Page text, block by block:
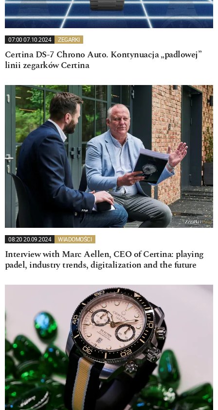
07:00 07.10.2024 ZEGARKI
Certina DS-7 Chrono Auto. Kontynuacja „padlowej”
linii zegarków Certina
08:20 20.09.2024 WIADOMOŚCI
Interview with Marc Aellen, CEO of Certina: playing
padel, industry trends, digitalization and the future